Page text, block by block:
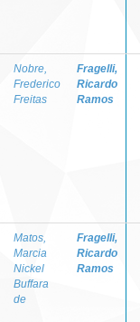
Nobre,
Frederico
Freitas
Fragelli,
Ricardo
Ramos
Matos,
Marcia
Nickel
Buffara
de
Fragelli,
Ricardo
Ramos